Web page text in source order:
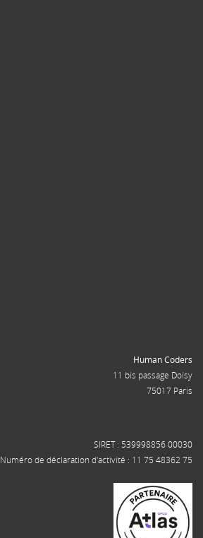
Human Coders
11 bis passage Doisy
75017 Paris
SIRET : 539998856 00030
Numéro de déclaration d'activité : 11 75 48362 75